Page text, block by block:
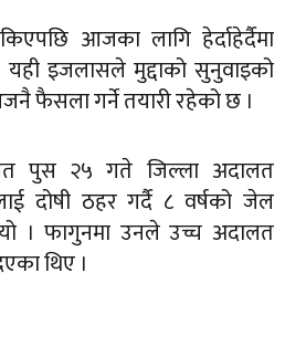
आजका लागि हेर्दाहेर्दैमा
इजलासले मुद्दाको सुनुवाइको
फैसला गर्ने तयारी रहेको छ ।
गत पुस २५ गते जिल्ला अदालत
दोषी ठहर गर्दै ८ वर्षको जेल
। फागुनमा उनले उच्च अदालत
थिए ।